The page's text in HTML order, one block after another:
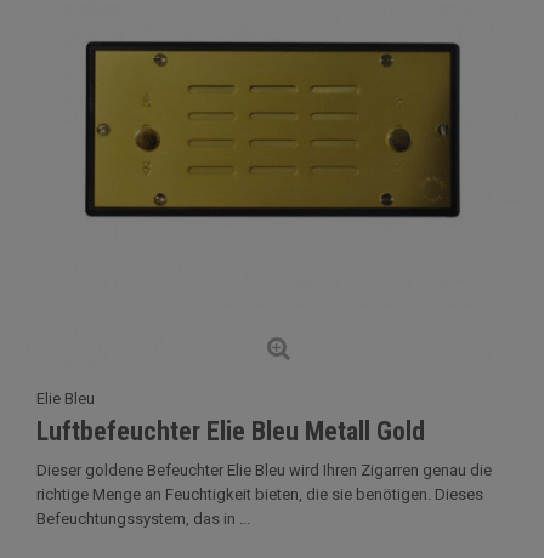
Elie Bleu
Luftbefeuchter Elie Bleu Metall Gold
Dieser goldene Befeuchter Elie Bleu wird Ihren Zigarren genau die
richtige Menge an Feuchtigkeit bieten, die sie benötigen. Dieses
Befeuchtungssystem, das in ...